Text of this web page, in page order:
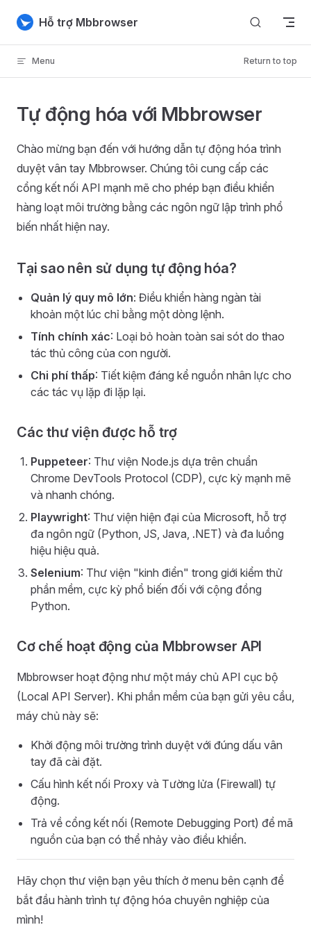
Skip to content
Hỗ trợ Mbbrowser
Menu Return to top
Tự động hóa với Mbbrowser
Chào mừng bạn đến với hướng dẫn tự động hóa trình
duyệt vân tay Mbbrowser. Chúng tôi cung cấp các
cổng kết nối API mạnh mẽ cho phép bạn điều khiển
hàng loạt môi trường bằng các ngôn ngữ lập trình phổ
biến nhất hiện nay.
Tại sao nên sử dụng tự động hóa?
Quản lý quy mô lớn: Điều khiển hàng ngàn tài
khoản một lúc chỉ bằng một dòng lệnh.
Tính chính xác: Loại bỏ hoàn toàn sai sót do thao
tác thủ công của con người.
Chi phí thấp: Tiết kiệm đáng kể nguồn nhân lực cho
các tác vụ lặp đi lặp lại.
Các thư viện được hỗ trợ
Puppeteer: Thư viện Node.js dựa trên chuẩn
Chrome DevTools Protocol (CDP), cực kỳ mạnh mẽ
và nhanh chóng.
Playwright: Thư viện hiện đại của Microsoft, hỗ trợ
đa ngôn ngữ (Python, JS, Java, .NET) và đa luồng
hiệu hiệu quả.
Selenium: Thư viện "kinh điển" trong giới kiểm thử
phần mềm, cực kỳ phổ biến đối với cộng đồng
Python.
Cơ chế hoạt động của Mbbrowser API
Mbbrowser hoạt động như một máy chủ API cục bộ
(Local API Server). Khi phần mềm của bạn gửi yêu cầu,
máy chủ này sẽ:
Khởi động môi trường trình duyệt với đúng dấu vân
tay đã cài đặt.
Cấu hình kết nối Proxy và Tường lửa (Firewall) tự
động.
Trả về cổng kết nối (Remote Debugging Port) để mã
nguồn của bạn có thể nhảy vào điều khiển.
Hãy chọn thư viện bạn yêu thích ở menu bên cạnh để
bắt đầu hành trình tự động hóa chuyên nghiệp của
mình!